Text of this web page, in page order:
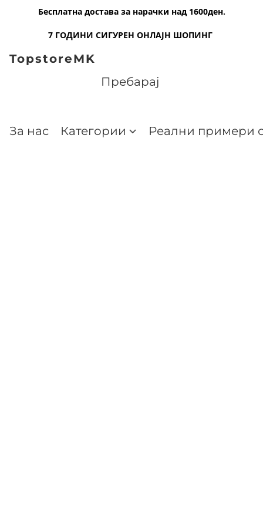
Бесплатна достава за нарачки над 1600ден.
7 ГОДИНИ СИГУРЕН ОНЛАЈН ШОПИНГ
TopstoreMK
За нас Категории Реални примери